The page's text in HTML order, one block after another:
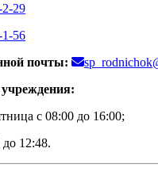
29
56
почты:
с 08:00 до 16:00;
12:48.